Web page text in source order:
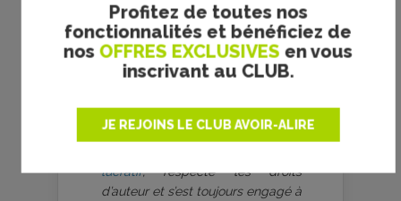
Profitez de toutes nos
fonctionnalités et bénéficiez de
nos OFFRES EXCLUSIVES en vous
inscrivant au CLUB.
JE REJOINS LE CLUB AVOIR-ALIRE
aVoir-aLire.com, dont le contenu
est produit bénévolement parune
lucratif, respecte les droits
d’auteur et s’est toujours engagé à